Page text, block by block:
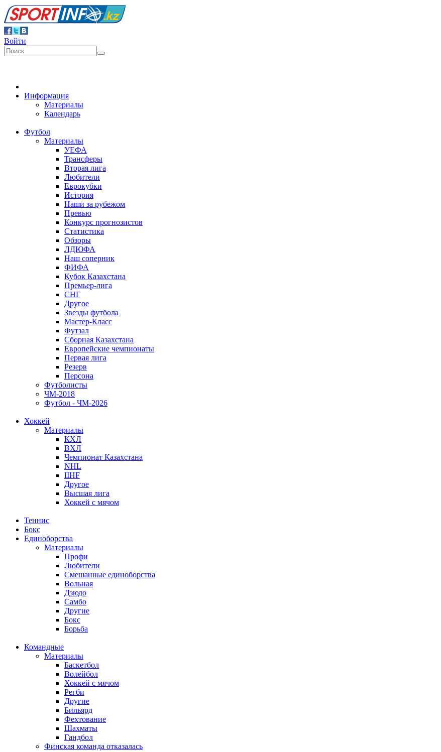
Войти
Информация
Материалы
Календарь
Футбол
Материалы
УЕФА
Трансферы
Вторая лига
Любители
Еврокубки
История
Наши за рубежом
Превью
Конкурс прогнозистов
Статистика
Обзоры
ЛДЮФА
Наш соперник
ФИФА
Кубок Казахстана
Премьер-лига
СНГ
Другое
Звезды футбола
Мастер-Класс
Футзал
Сборная Казахстана
Европейские чемпионаты
Первая лига
Резерв
Персона
Футболисты
ЧМ-2018
Футбол - ЧМ-2026
Хоккей
Материалы
КХЛ
ВХЛ
Чемпионат Казахстана
NHL
IIHF
Другое
Высшая лига
Хоккей с мячом
Теннис
Бокс
Единоборства
Материалы
Профи
Любители
Смешанные единоборства
Вольная
Дзюдо
Самбо
Другие
Бокс
Борьба
Командные
Материалы
Баскетбол
Волейбол
Хоккей с мячом
Регби
Другие
Бильярд
Фехтование
Шахматы
Гандбол
Финская команда отказалась